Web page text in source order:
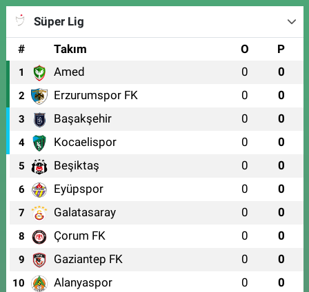
Süper Lig
#
Takım O P
1 Amed 0 0
2 Erzurumspor FK 0 0
3 Başakşehir 0 0
4 Kocaelispor 0 0
5 Beşiktaş 0 0
6 Eyüpspor 0 0
7 Galatasaray 0 0
8 Çorum FK 0 0
9 Gaziantep FK 0 0
10 Alanyaspor 0 0